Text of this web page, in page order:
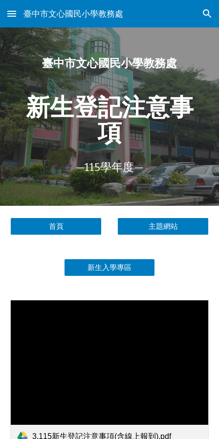
Skip to main content Skip to navigation
臺中市文心國民小學教務處
臺中市文心國民小學教務處
新生登記注意事
項
—115學年度—
首頁 主題網站
新生入學專區
3.115新生登記注意事項(含線上報到).pdf